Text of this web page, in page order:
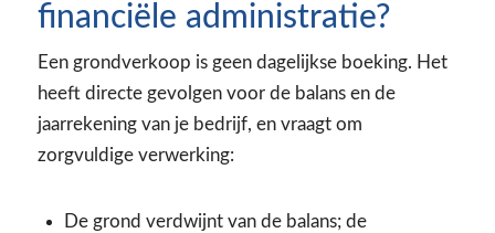
financiële administratie?
Een grondverkoop is geen dagelijkse boeking. Het
heeft directe gevolgen voor de balans en de
jaarrekening van je bedrijf, en vraagt om
zorgvuldige verwerking:
De grond verdwijnt van de balans; de